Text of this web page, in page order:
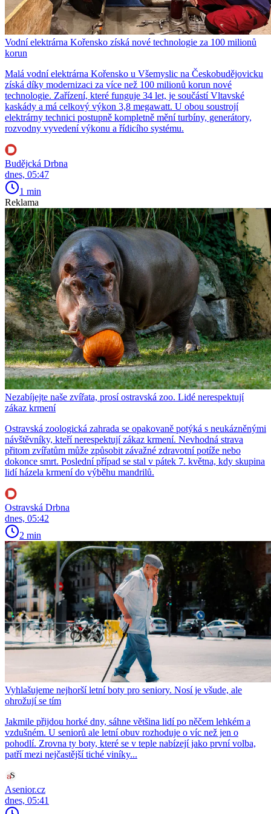
Vodní elektrárna Kořensko získá nové technologie za 100 milionů
korun
Malá vodní elektrárna Kořensko u Všemyslic na Českobudějovicku
získá díky modernizaci za více než 100 milionů korun nové
technologie. Zařízení, které funguje 34 let, je součástí Vltavské
kaskády a má celkový výkon 3,8 megawatt. U obou soustrojí
elektrárny technici postupně kompletně mění turbíny, generátory,
rozvodny vyvedení výkonu a řídicího systému.
Budějcká Drbna
dnes, 05:47
1 min
Reklama
Nezabíjejte naše zvířata, prosí ostravská zoo. Lidé nerespektují
zákaz krmení
Ostravská zoologická zahrada se opakovaně potýká s neukázněnými
návštěvníky, kteří nerespektují zákaz krmení. Nevhodná strava
přitom zvířatům může způsobit závažné zdravotní potíže nebo
dokonce smrt. Poslední případ se stal v pátek 7. května, kdy skupina
lidí házela krmení do výběhu mandrilů.
Ostravská Drbna
dnes, 05:42
2 min
Vyhlašujeme nejhorší letní boty pro seniory. Nosí je všude, ale
ohrožují se tím
Jakmile přijdou horké dny, sáhne většina lidí po něčem lehkém a
vzdušném. U seniorů ale letní obuv rozhoduje o víc než jen o
pohodlí. Zrovna ty boty, které se v teple nabízejí jako první volba,
patří mezi nejčastější tiché viníky...
Asenior.cz
dnes, 05:41